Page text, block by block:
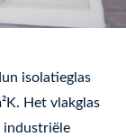
isolatieglas
Het vlakglas
industriële